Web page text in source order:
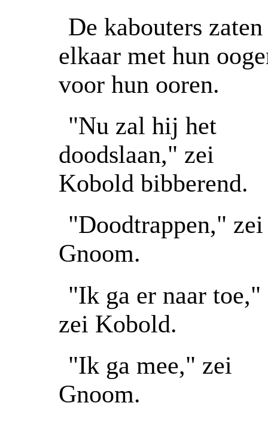
De kabouters
elkaar met hun
voor hun ooren.
"Nu zal hij het
doodslaan," zei
Kobold bibberend.
"Doodtrappen," zei
Gnoom.
"Ik ga er naar toe,"
zei Kobold.
"Ik ga mee," zei
Gnoom.